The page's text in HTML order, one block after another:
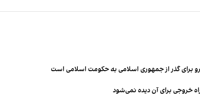
برای گذر از جمهوری اسلامی به حکومت اسلامی است
خروجی برای آن دیده نمی‌شود